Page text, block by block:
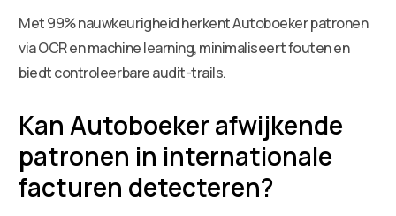
Met 99% nauwkeurigheid herkent Autoboeker patronen
via OCR en machine learning, minimaliseert fouten en
biedt controleerbare audit-trails.
Kan Autoboeker afwijkende
patronen in internationale
facturen detecteren?